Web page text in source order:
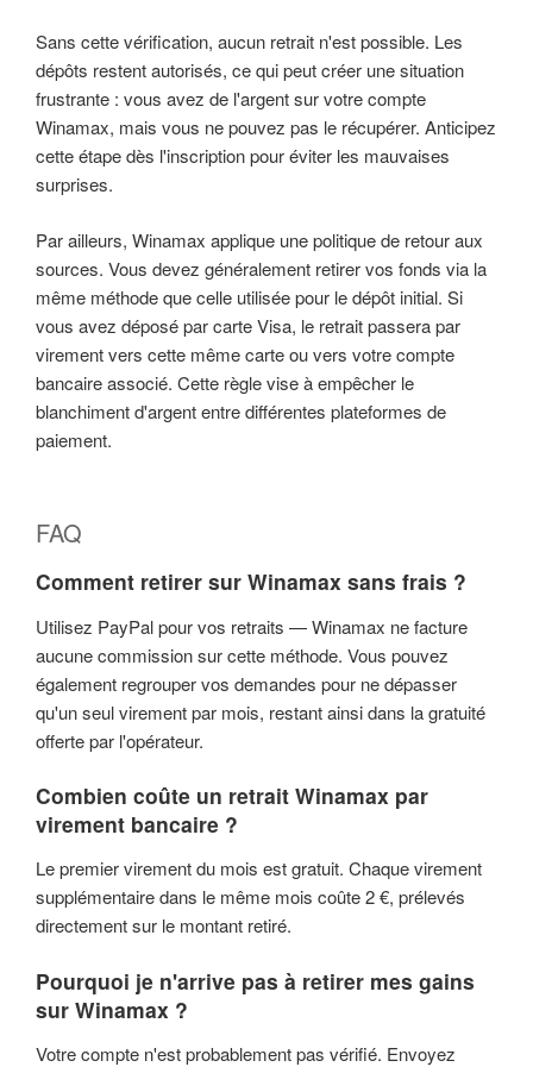
Sans cette vérification, aucun retrait n'est possible. Les
dépôts restent autorisés, ce qui peut créer une situation
frustrante : vous avez de l'argent sur votre compte
Winamax, mais vous ne pouvez pas le récupérer. Anticipez
cette étape dès l'inscription pour éviter les mauvaises
surprises.
Par ailleurs, Winamax applique une politique de retour aux
sources. Vous devez généralement retirer vos fonds via la
même méthode que celle utilisée pour le dépôt initial. Si
vous avez déposé par carte Visa, le retrait passera par
virement vers cette même carte ou vers votre compte
bancaire associé. Cette règle vise à empêcher le
blanchiment d'argent entre différentes plateformes de
paiement.
FAQ
Comment retirer sur Winamax sans frais ?
Utilisez PayPal pour vos retraits — Winamax ne facture
aucune commission sur cette méthode. Vous pouvez
également regrouper vos demandes pour ne dépasser
qu'un seul virement par mois, restant ainsi dans la gratuité
offerte par l'opérateur.
Combien coûte un retrait Winamax par
virement bancaire ?
Le premier virement du mois est gratuit. Chaque virement
supplémentaire dans le même mois coûte 2 €, prélevés
directement sur le montant retiré.
Pourquoi je n'arrive pas à retirer mes gains
sur Winamax ?
Votre compte n'est probablement pas vérifié. Envoyez